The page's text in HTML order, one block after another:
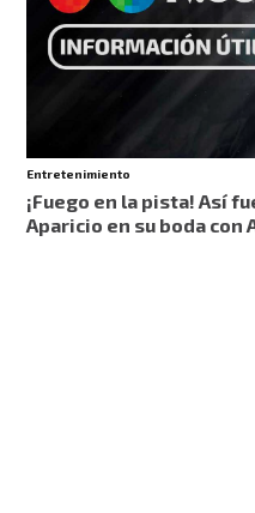
Entretenimiento
¡Fuego en la pista! Así
Aparicio en su boda con